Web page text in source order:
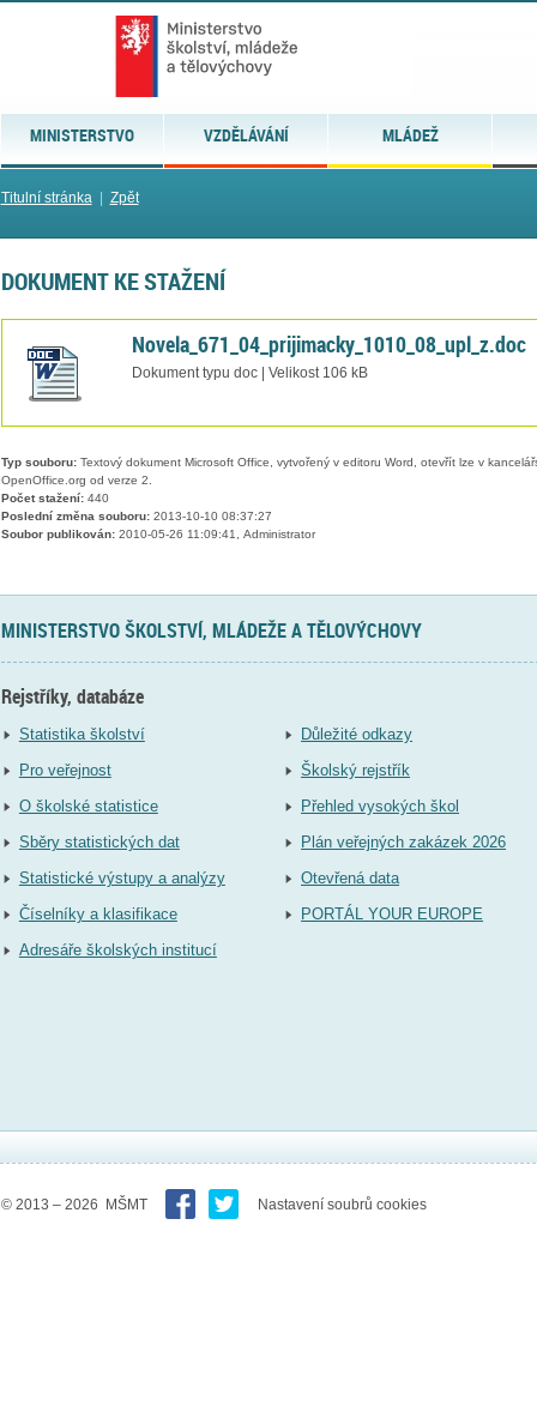
MINISTERSTVO VZDĚLÁVÁNÍ MLÁDEŽ
Titulní stránka| Zpět
DOKUMENT KE STAŽENÍ
Novela_671_04_prijimacky_1010_08_upl_z.doc
Dokument typu doc | Velikost 106 kB
Typ souboru:Textový dokument Microsoft Office, vytvořený v editoru Word, otevřít lze v
OpenOffice.org od verze 2.
Počet stažení:440
Poslední změna souboru:2013-10-10 08:37:27
Soubor publikován:2010-05-26 11:09:41, Administrator
MINISTERSTVO ŠKOLSTVÍ, MLÁDEŽE A TĚLOVÝCHOVY
Rejstříky, databáze
Statistika školství
Pro veřejnost
O školské statistice
Sběry statistických dat
Statistické výstupy a analýzy
Číselníky a klasifikace
Adresáře školských institucí
Důležité odkazy
Školský rejstřík
Přehled vysokých škol
Plán veřejných zakázek 2026
Otevřená data
PORTÁL YOUR EUROPE
© 2013 – 2026 MŠMT Nastavení soubrů cookies